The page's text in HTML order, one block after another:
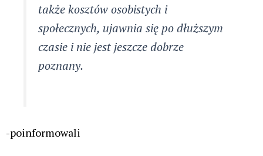
także kosztów osobistych i
społecznych, ujawnia się po dłuższym
czasie i nie jest jeszcze dobrze
poznany.
-poinformowali